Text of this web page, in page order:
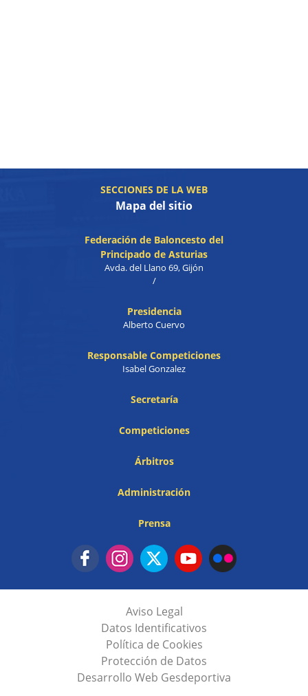
SECCIONES DE LA WEB
Mapa del sitio
Federación de Baloncesto del
Principado de Asturias
Avda. del Llano 69, Gijón
/
Presidencia
Alberto Cuervo
Responsable Competiciones
Isabel Gonzalez
Secretaría
Competiciones
Árbitros
Administración
Prensa
Aviso Legal
Datos Identificativos
Política de Cookies
Protección de Datos
Desarrollo Web Gesdeportiva